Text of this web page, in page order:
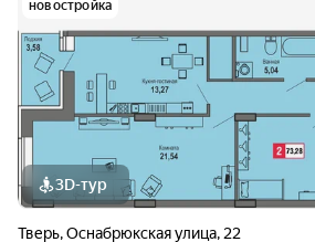
новостройка
3D-тур
Тверь,Оснабрюкская улица, 22